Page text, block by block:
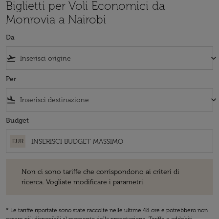
Biglietti per Voli Economici da
Monrovia a Nairobi
Da
flight_takeoff keyboard_arrow_down
Per
flight_land keyboard_arrow_down
Budget
EUR
Non ci sono tariffe che corrispondono ai criteri di
ricerca. Vogliate modificare i parametri.
* Le tariffe riportate sono state raccolte nelle ultime 48 ore e potrebbero non